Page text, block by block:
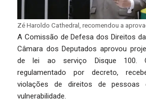
Zé Haroldo Cathedral, recomendou a
A Comissão de Defesa dos Direitos
Câmara dos Deputados aprovou
de lei ao serviço Disque 100.
regulamentado por decreto,
violações de direitos de pessoas
vulnerabilidade.